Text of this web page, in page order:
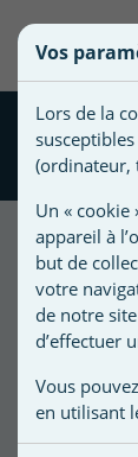
Promo !
-20,00 €
une
liste
Nom de
d'envies
Vous
devez
être
connecté
pour
ajouter
des
produits
à
votre
liste
Vos
Lors de la
(ordinateur,
Un «
appareil à
but de
votre
de notre
d’effectuer
Vous
en utilisant